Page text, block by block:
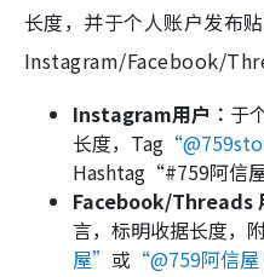
长度，并于个人账户发布
Instagram/Facebook/
Instagram用户︰ 于
长度，Tag
Hashtag“#759阿信
Facebook/Threads
言，标明收据长度，
屋” 或 “@759阿信